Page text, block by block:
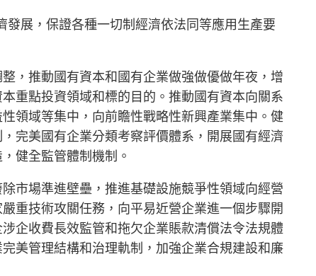
發展，保證各種一切制經濟依法同等應用生產要
，推動國有資本和國有企業做強做優做年夜，增
重點投資領域和標的目的。推動國有資本向關系
領域等集中，向前瞻性戰略性新興產業集中。健
完美國有企業分類考察評價體系，開展國有經濟
健全監管體制機制。
市場準進壁壘，推進基礎設施競爭性領域向經營
重技術攻關任務，向平易近營企業進一個步驟開
企收費長效監管和拖欠企業賬款清償法令法規體
美管理結構和治理軌制，加強企業合規建設和廉